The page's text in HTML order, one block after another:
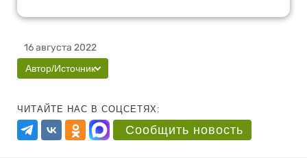
16 августа 2022
Автор/Источник
ЧИТАЙТЕ НАС В СОЦСЕТЯХ:
Сообщить новость